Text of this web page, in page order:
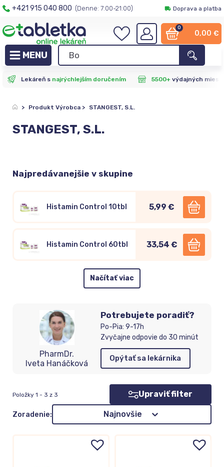
+421 915 040 800 (Denne: 7:00-21:00) Doprava a platba
0
0,00 €
Lekáreň s najrýchlejším doručením 5500+výdajných miest
> Produkt Výrobca > STANGEST, S.L.
STANGEST, S.L.
Najpredávanejšie v skupine
Histamin Control 10tbl 5,99 €
Histamin Control 60tbl 33,54 €
Načítať viac
PharmDr.
Iveta Hanáčková
Potrebujete poradiť?
Po-Pia: 9-17h
Zvyčajne odpovie do 30 minút
Opýtať sa lekárnika
Zoradenie: Najnovšie
Položky 1 - 3 z 3 Upraviť filter